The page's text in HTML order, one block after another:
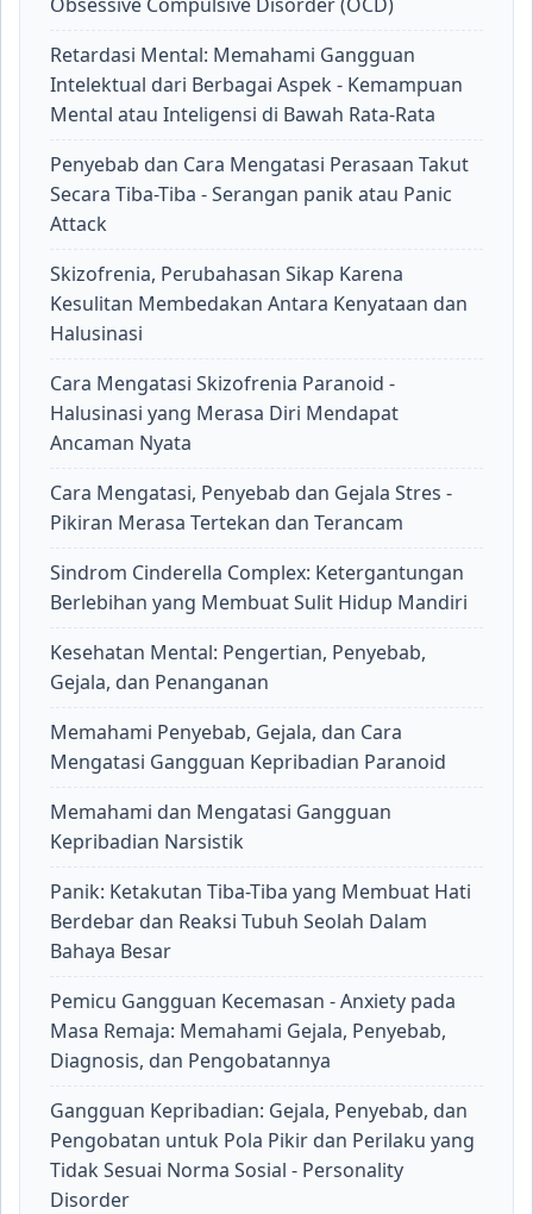
Retardasi Mental: Memahami Gangguan
Intelektual dari Berbagai Aspek - Kemampuan
Mental atau Inteligensi di Bawah Rata-Rata
Penyebab dan Cara Mengatasi Perasaan Takut
Secara Tiba-Tiba - Serangan panik atau Panic
Attack
Skizofrenia, Perubahasan Sikap Karena
Kesulitan Membedakan Antara Kenyataan dan
Halusinasi
Cara Mengatasi Skizofrenia Paranoid -
Halusinasi yang Merasa Diri Mendapat
Ancaman Nyata
Cara Mengatasi, Penyebab dan Gejala Stres -
Pikiran Merasa Tertekan dan Terancam
Sindrom Cinderella Complex: Ketergantungan
Berlebihan yang Membuat Sulit Hidup Mandiri
Kesehatan Mental: Pengertian, Penyebab,
Gejala, dan Penanganan
Memahami Penyebab, Gejala, dan Cara
Mengatasi Gangguan Kepribadian Paranoid
Memahami dan Mengatasi Gangguan
Kepribadian Narsistik
Panik: Ketakutan Tiba-Tiba yang Membuat Hati
Berdebar dan Reaksi Tubuh Seolah Dalam
Bahaya Besar
Pemicu Gangguan Kecemasan - Anxiety pada
Masa Remaja: Memahami Gejala, Penyebab,
Diagnosis, dan Pengobatannya
Gangguan Kepribadian: Gejala, Penyebab, dan
Pengobatan untuk Pola Pikir dan Perilaku yang
Tidak Sesuai Norma Sosial - Personality
Disorder